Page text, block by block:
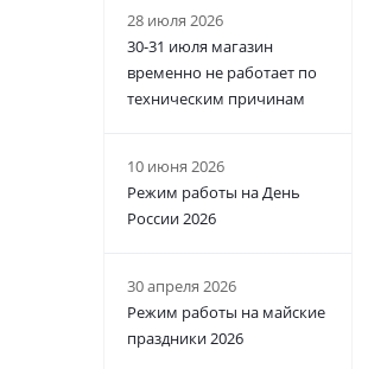
28 июля 2026
30-31 июля магазин
временно не работает по
техническим причинам
10 июня 2026
Режим работы на День
России 2026
30 апреля 2026
Режим работы на майские
праздники 2026